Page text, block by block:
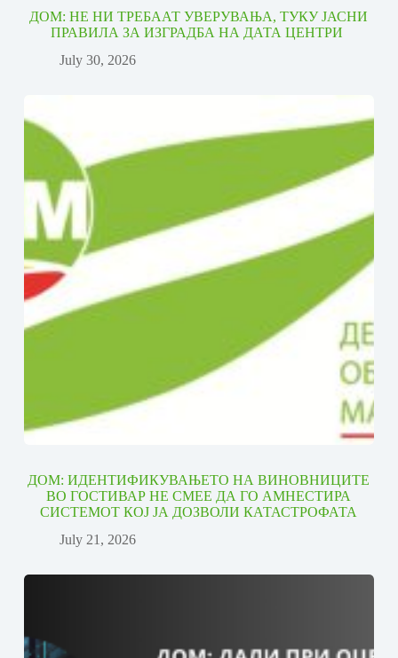
ДОМ: НЕ НИ ТРЕБААТ УВЕРУВАЊА, ТУКУ ЈАСНИ
ПРАВИЛА ЗА ИЗГРАДБА НА ДАТА ЦЕНТРИ
July 30, 2026
ДОМ: ИДЕНТИФИКУВАЊЕТО НА ВИНОВНИЦИТЕ
ВО ГОСТИВАР НЕ СМЕЕ ДА ГО АМНЕСТИРА
СИСТЕМОТ КОЈ ЈА ДОЗВОЛИ КАТАСТРОФАТА
July 21, 2026